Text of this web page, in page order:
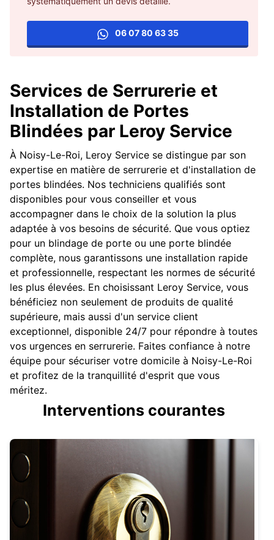
06 07 80 63 35
Services de Serrurerie et
Installation de Portes
Blindées par Leroy Service
À Noisy-Le-Roi, Leroy Service se distingue par son
expertise en matière de serrurerie et d'installation de
portes blindées. Nos techniciens qualifiés sont
disponibles pour vous conseiller et vous
accompagner dans le choix de la solution la plus
adaptée à vos besoins de sécurité. Que vous optiez
pour un blindage de porte ou une porte blindée
complète, nous garantissons une installation rapide
et professionnelle, respectant les normes de sécurité
les plus élevées. En choisissant Leroy Service, vous
bénéficiez non seulement de produits de qualité
supérieure, mais aussi d'un service client
exceptionnel, disponible 24/7 pour répondre à toutes
vos urgences en serrurerie. Faites confiance à notre
équipe pour sécuriser votre domicile à Noisy-Le-Roi
et profitez de la tranquillité d'esprit que vous
méritez.
Interventions courantes